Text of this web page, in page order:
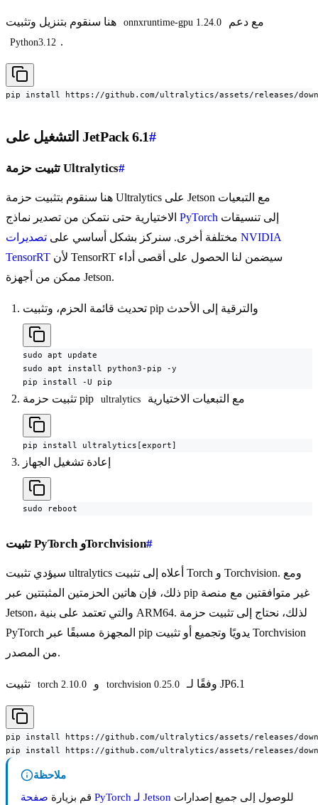
onnxruntime-gpu 1.24.0 مع دعم
Python3.12 .
pip install https://github.com/ultralytics/assets/releases/
التشغيل على JetPack 6.1#
تثبيت حزمة Ultralytics#
هنا سنقوم بتثبيت حزمة Ultralytics على Jetson مع التبعيات
PyTorch
مختلفة أخرى. سنركز بشكل أساسي على تصديرات NVIDIA
TensorRT
ممكن من أجهزة Jetson.
تحديث قائمة الحزم، وتثبيت pip والترقية إلى الأحدث
sudo apt update
sudo apt install python3-pip -y
pip install -U pip
تثبيت حزمة pip ultralytics مع التبعيات الاختيارية
pip install ultralytics[export]
إعادة تشغيل الجهاز
sudo reboot
تثبيت PyTorch وTorchvision#
سيؤدي تثبيت ultralytics أعلاه إلى تثبيت Torch و Torchvision. ومع
ذلك، فإن هاتين الحزمتين المثبتتين عبر pip غير متوافقتين مع منصة
Jetson، والتي تعتمد على بنية ARM64. لذلك، نحتاج إلى تثبيت حزمة
PyTorch المجهزة مسبقًا عبر pip يدويًا وتجميع أو تثبيت Torchvision
من المصدر.
torch 2.10.0 torchvision 0.25.0 وفقًا لـ JP6.1
pip install https://github.com/ultralytics/assets/releases/
pip install https://github.com/ultralytics/assets/releases/
ملاحظة
قم بزيارة
صفحة PyTorch لـ Jetson